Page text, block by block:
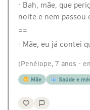
- Bah, mãe, que
noite e nem passou
==
- Mãe, eu já contei
(Penélope, 7 anos -
Mãe Saúde e